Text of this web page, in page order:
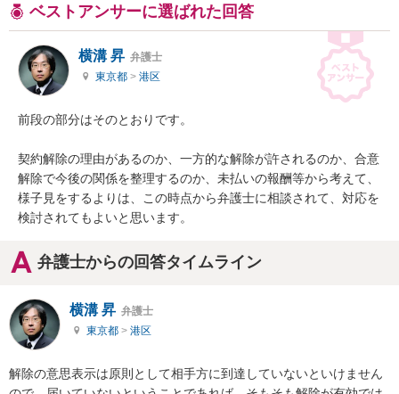
ベストアンサーに選ばれた回答
横溝 昇 弁護士
東京都 > 港区
前段の部分はそのとおりです。
契約解除の理由があるのか、一方的な解除が許されるのか、合意
解除で今後の関係を整理するのか、未払いの報酬等から考えて、
様子見をするよりは、この時点から弁護士に相談されて、対応を
検討されてもよいと思います。
弁護士からの回答タイムライン
横溝 昇 弁護士
東京都 > 港区
解除の意思表示は原則として相手方に到達していないといけません